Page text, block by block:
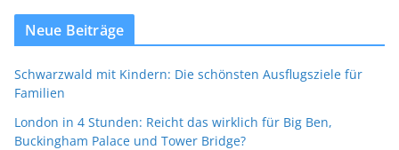
Neue Beiträge
Schwarzwald mit Kindern: Die schönsten Ausflugsziele für
Familien
London in 4 Stunden: Reicht das wirklich für Big Ben,
Buckingham Palace und Tower Bridge?